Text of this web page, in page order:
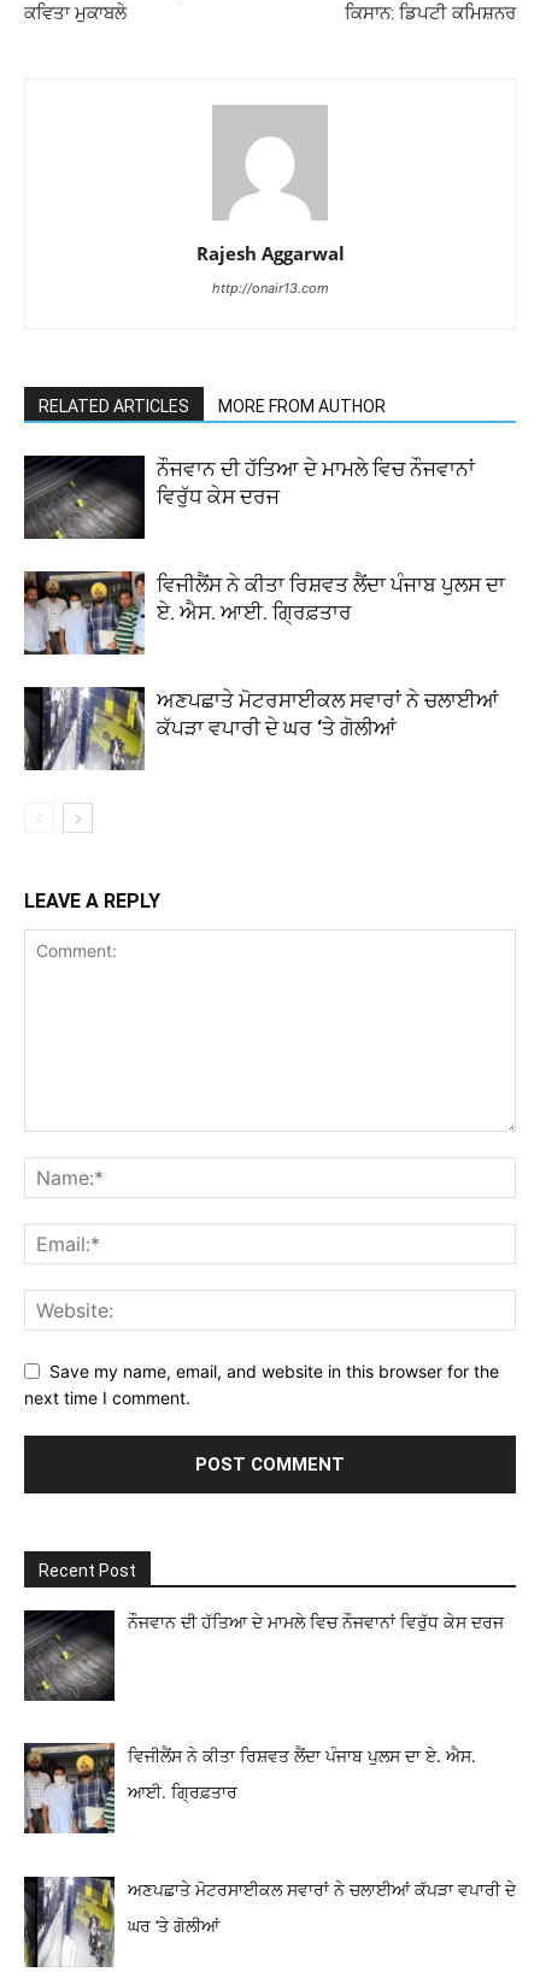
ਕਵਿਤਾ ਮੁਕਾਬਲੇ
ਕਿਸਾਨ: ਡਿਪਟੀ ਕਮਿਸ਼ਨਰ
Rajesh Aggarwal
http://onair13.com
RELATED ARTICLES MORE FROM AUTHOR
ਨੌਜਵਾਨ ਦੀ ਹੱਤਿਆ ਦੇ ਮਾਮਲੇ ਵਿਚ ਨੌਜਵਾਨਾਂ
ਵਿਰੁੱਧ ਕੇਸ ਦਰਜ
ਵਿਜੀਲੈਂਸ ਨੇ ਕੀਤਾ ਰਿਸ਼ਵਤ ਲੈਂਦਾ ਪੰਜਾਬ ਪੁਲਸ ਦਾ
ਏ. ਐਸ. ਆਈ. ਗ੍ਰਿਫ਼ਤਾਰ
ਅਣਪਛਾਤੇ ਮੋਟਰਸਾਈਕਲ ਸਵਾਰਾਂ ਨੇ ਚਲਾਈਆਂ
ਕੱਪੜਾ ਵਪਾਰੀ ਦੇ ਘਰ ‘ਤੇ ਗੋਲੀਆਂ
LEAVE A REPLY
Save my name, email, and website in this browser for the
next time I comment.
Recent Post
ਨੌਜਵਾਨ ਦੀ ਹੱਤਿਆ ਦੇ ਮਾਮਲੇ ਵਿਚ ਨੌਜਵਾਨਾਂ ਵਿਰੁੱਧ ਕੇਸ ਦਰਜ
ਵਿਜੀਲੈਂਸ ਨੇ ਕੀਤਾ ਰਿਸ਼ਵਤ ਲੈਂਦਾ ਪੰਜਾਬ ਪੁਲਸ ਦਾ ਏ. ਐਸ.
ਆਈ. ਗ੍ਰਿਫ਼ਤਾਰ
ਅਣਪਛਾਤੇ ਮੋਟਰਸਾਈਕਲ ਸਵਾਰਾਂ ਨੇ ਚਲਾਈਆਂ ਕੱਪੜਾ ਵਪਾਰੀ ਦੇ
ਘਰ ‘ਤੇ ਗੋਲੀਆਂ